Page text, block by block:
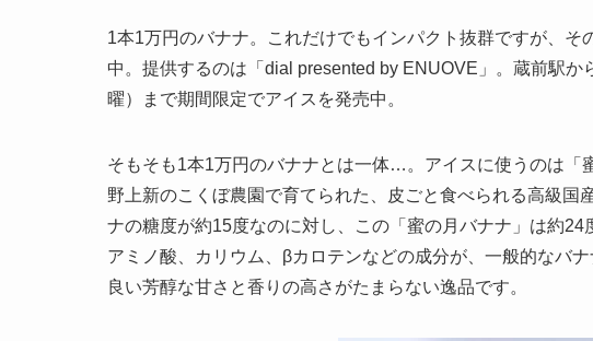
1本1万円のバナナ。これだけでもインパクト抜群ですが、
中。提供するのは「dial presented by ENUOVE」。蔵前駅
曜）まで期間限定でアイスを発売中。
そもそも1本1万円のバナナとは一体…。アイスに使うのは「
野上新のこくぼ農園で育てられた、皮ごと食べられる高級国
ナの糖度が約15度なのに対し、この「蜜の月バナナ」は約
アミノ酸、カリウム、βカロテンなどの成分が、一般的なバ
良い芳醇な甘さと香りの高さがたまらない逸品です。